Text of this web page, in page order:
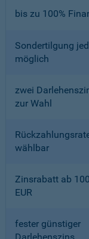
bis zu 100%
Sondertilgung
möglich
zwei
zur Wahl
wählbar
Zinsrabatt ab
EUR
fester günstiger